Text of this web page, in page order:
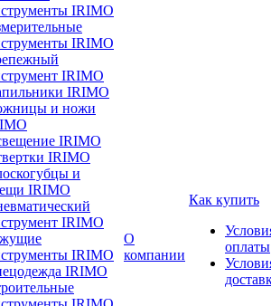
IRIMO
IRIMO
IRIMO
IRIMO
и ножи
IRIMO
IRIMO
и
IRIMO
IRIMO
IRIMO
IRIMO
О
компании
Как купить
оплаты